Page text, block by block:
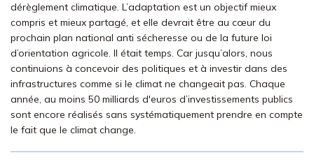
dérèglement climatique. L’adaptation est un objectif mieux
compris et mieux partagé, et elle devrait être au cœur du
prochain plan national anti sécheresse ou de la future loi
d’orientation agricole. Il était temps. Car jusqu’alors, nous
continuions à concevoir des politiques et à investir dans des
infrastructures comme si le climat ne changeait pas. Chaque
année, au moins 50 milliards d'euros d’investissements publics
sont encore réalisés sans systématiquement prendre en compte
le fait que le climat change.